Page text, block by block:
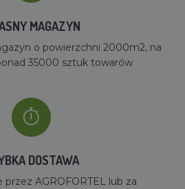
MAGAZYN
o powierzchni 2000m2, na
35000 sztuk towarów
DOSTAWA
przez AGROFORTEL lub za